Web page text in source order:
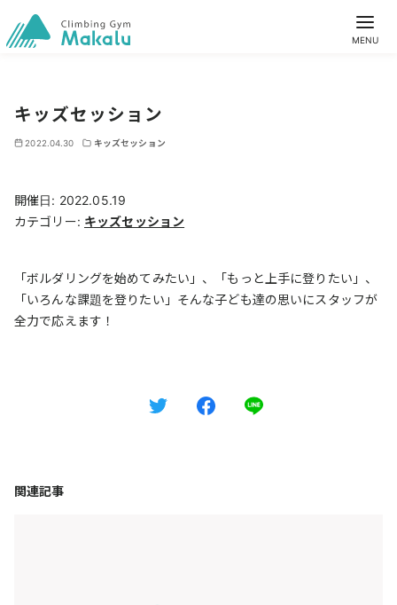
キッズセッション
2022.04.30 キッズセッション
開催日: 2022.05.19
カテゴリー: キッズセッション
「ボルダリングを始めてみたい」、「もっと上手に登りたい」、
「いろんな課題を登りたい」そんな子ども達の思いにスタッフが
全力で応えます！
関連記事